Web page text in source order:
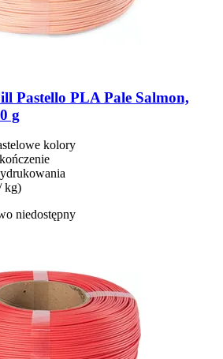
Pastello PLA Pale Salmon,
g
kolory
kg)
niedostępny